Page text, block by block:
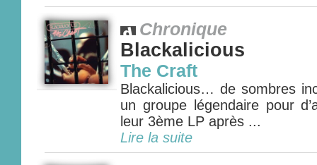
Chronique
Blackalicious
The Craft
Blackalicious… de sombres
un groupe légendaire pour
leur 3ème LP après ...
Lire la suite